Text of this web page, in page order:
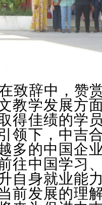
致辞中，赞
教学发展方
得佳绩的学
领下，中吉
多的中国企
往中国学习
自身就业能
前发展的理